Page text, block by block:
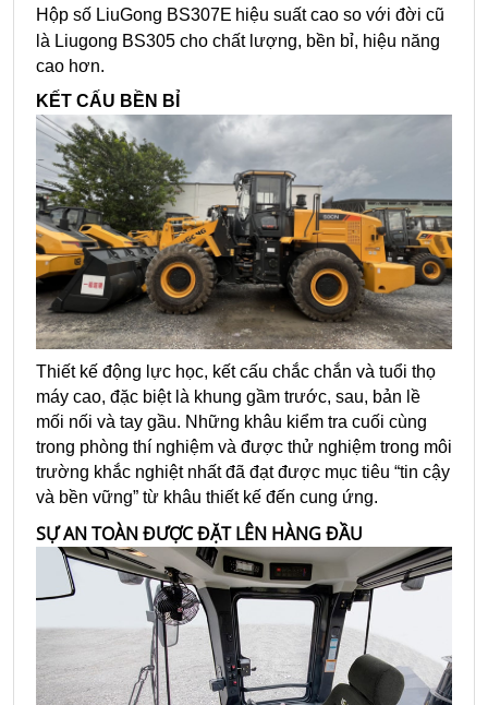
Hộp số LiuGong BS307E hiệu suất cao so với đời cũ
là Liugong BS305 cho chất lượng, bền bỉ, hiệu năng
cao hơn.
KẾT CẤU BỀN BỈ
Thiết kế động lực học, kết cấu chắc chắn và tuổi thọ
máy cao, đặc biệt là khung gầm trước, sau, bản lề
mối nối và tay gầu. Những khâu kiểm tra cuối cùng
trong phòng thí nghiệm và được thử nghiệm trong môi
trường khắc nghiệt nhất đã đạt được mục tiêu “tin cậy
và bền vững” từ khâu thiết kế đến cung ứng.
SỰ AN TOÀN ĐƯỢC ĐẶT LÊN HÀNG ĐẦU